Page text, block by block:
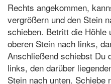
Rechts angekommen,
vergrößern und den Stein
schieben. Betritt die Höhle
oberen Stein nach links,
Anschließend schiebst Du
links, den darüber
Stein nach unten. Schiebe